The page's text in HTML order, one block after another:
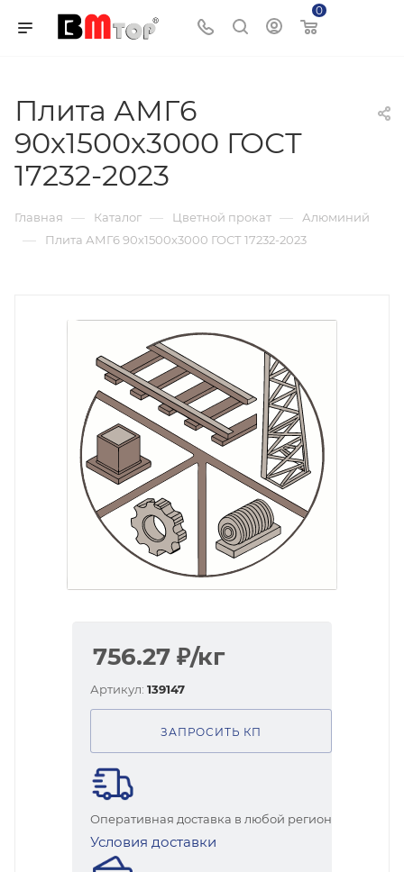
0
Плита АМГ6
90х1500х3000 ГОСТ
17232-2023
Главная — Каталог — Цветной прокат — Алюминий
— Плита АМГ6 90х1500х3000 ГОСТ 17232-2023
756.27 ₽/кг
Артикул: 139147
ЗАПРОСИТЬ КП
Оперативная доставка в любой регион
Условия доставки